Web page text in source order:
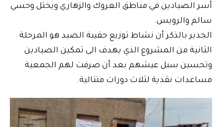
أسر الصيادين في مناطق العروك والزهاري ويختل وحسي
سالم والرويس.
الجدير بالذكر أن نشاط توزيع حقيبة الصيد هو المرحلة
الثانية من المشروع الذي يهدف الى تمكين الصيادين
وتحسين سبل عيشهم بعد أن صرفت لهم الجمعية
مساعدات نقدية لثلاث دورات متتالية.